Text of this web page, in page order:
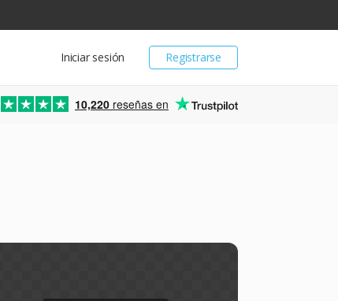
Registrarse
Iniciar sesión
10,220 reseñas en